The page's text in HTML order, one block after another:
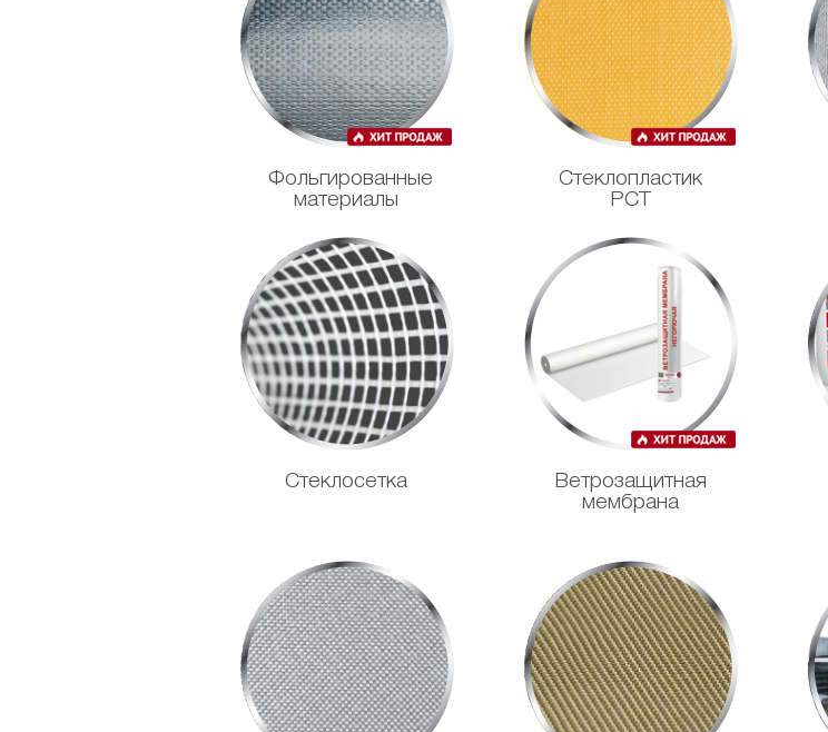
Фольгированные
материалы
Стеклопластик
РСТ
Стеклосетка
Ветрозащитная
мембрана